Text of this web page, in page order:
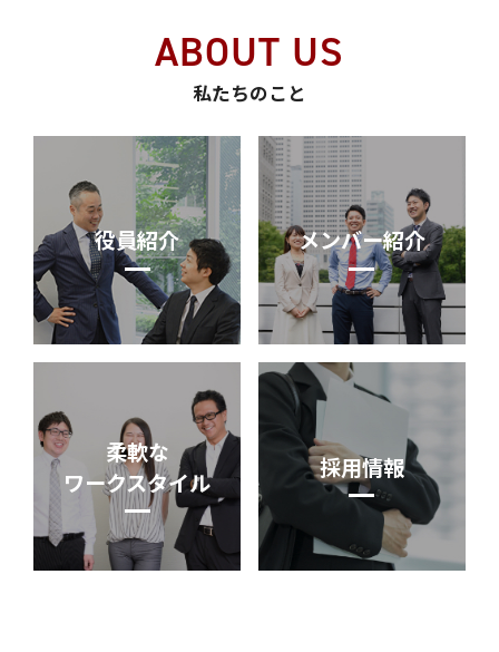
ABOUT US
私たちのこと
役員紹介 メンバー紹介
柔軟な
ワークスタイル
採用情報